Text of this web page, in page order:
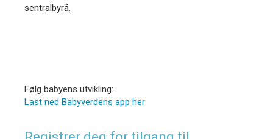
sentralbyrå.
Følg babyens utvikling:
Last ned Babyverdens app her